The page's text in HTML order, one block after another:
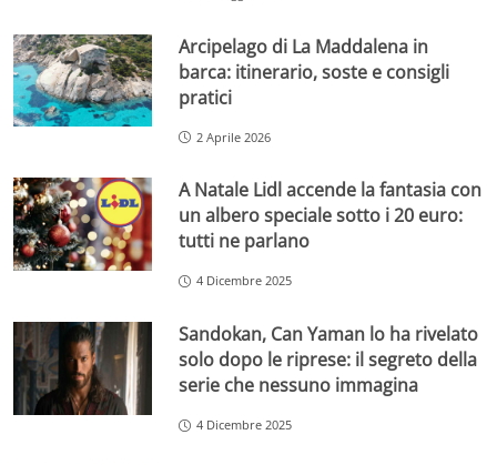
Arcipelago di La Maddalena in
barca: itinerario, soste e consigli
pratici
2 Aprile 2026
A Natale Lidl accende la fantasia con
un albero speciale sotto i 20 euro:
tutti ne parlano
4 Dicembre 2025
Sandokan, Can Yaman lo ha rivelato
solo dopo le riprese: il segreto della
serie che nessuno immagina
4 Dicembre 2025